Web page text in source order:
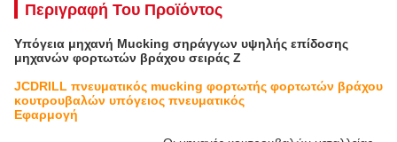
Περιγραφή Του Προϊόντος
Υπόγεια μηχανή Mucking σηράγγων υψηλής επίδοσης
μηχανών φορτωτών βράχου σειράς Ζ
JCDRILL πνευματικός mucking φορτωτής φορτωτών βράχου
κουτρουβαλών υπόγειος πνευματικός
Εφαρμογή